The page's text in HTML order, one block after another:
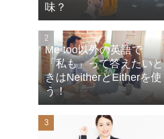
味？
Me too以外の英語で
「私も」って答えたいと
きはNeitherとEitherを使
う！